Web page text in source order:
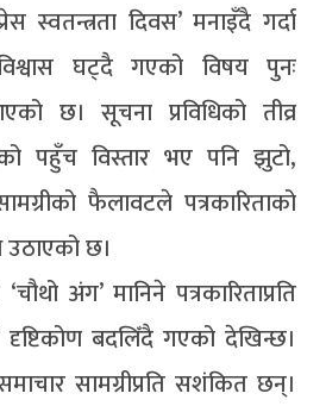
स्वतन्त्रता दिवस’ मनाइँदै गर्दा
घट्दै गएको विषय पुनः
छ। सूचना प्रविधिको तीव्र
पहुँच विस्तार भए पनि झुटो,
फैलावटले पत्रकारिताको
उठाएको छ।
अंग’ मानिने पत्रकारिताप्रति
बदलिँदै गएको देखिन्छ।
सामग्रीप्रति सशंकित छन्।